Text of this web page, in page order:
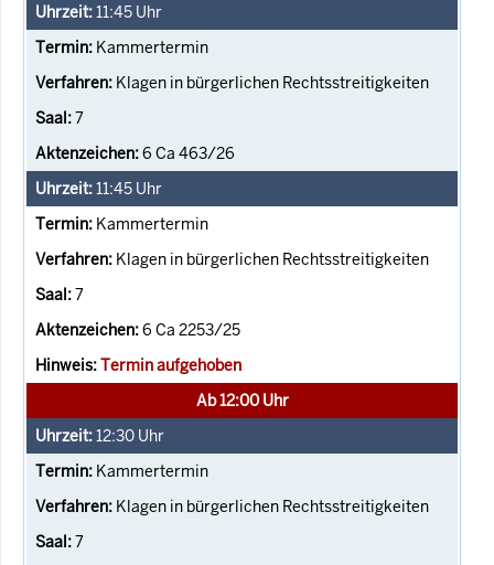
11:45 Uhr
Kammertermin
Klagen in bürgerlichen Rechtsstreitigkeiten
7
6 Ca 463/26
11:45 Uhr
Kammertermin
Klagen in bürgerlichen Rechtsstreitigkeiten
7
6 Ca 2253/25
Termin aufgehoben
Ab 12:00 Uhr
12:30 Uhr
Kammertermin
Klagen in bürgerlichen Rechtsstreitigkeiten
7